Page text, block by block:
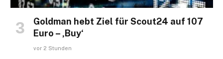
Goldman hebt Ziel für Scout24 auf 107
Euro – ‚Buy‘
vor 2 Stunden